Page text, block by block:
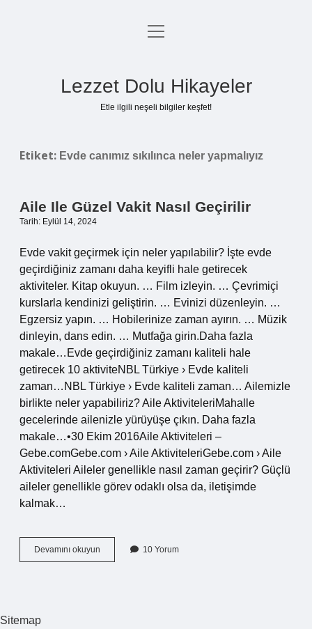
Anasayfa
menüyü
Lezzet Dolu Hikayeler
Etle ilgili neşeli bilgiler keşfet!
Etiket: Evde canımız sıkılınca neler yapmalıyız
Aile Ile Güzel Vakit Nasıl Geçirilir
Tarih: Eylül 14, 2024
Evde vakit geçirmek için neler yapılabilir? İşte evde
geçirdiğiniz zamanı daha keyifli hale getirecek
aktiviteler. Kitap okuyun. … Film izleyin. … Çevrimiçi
kurslarla kendinizi geliştirin. … Evinizi düzenleyin. …
Egzersiz yapın. … Hobilerinize zaman ayırın. … Müzik
dinleyin, dans edin. … Mutfağa girin.Daha fazla
makale…Evde geçirdiğiniz zamanı kaliteli hale
getirecek 10 aktiviteNBL Türkiye › Evde kaliteli
zaman…NBL Türkiye › Evde kaliteli zaman… Ailemizle
birlikte neler yapabiliriz? Aile AktiviteleriMahalle
gecelerinde ailenizle yürüyüşe çıkın. Daha fazla
makale…•30 Ekim 2016Aile Aktiviteleri –
Gebe.comGebe.com › Aile AktiviteleriGebe.com › Aile
Aktiviteleri Aileler genellikle nasıl zaman geçirir? Güçlü
aileler genellikle görev odaklı olsa da, iletişimde
kalmak…
Devamını okuyun
Ile
10 Yorum
Sitemap